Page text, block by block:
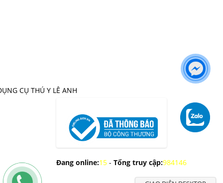
CỤ THÚ Y LÊ ANH
Đang online:15 - Tổng truy cập:984146